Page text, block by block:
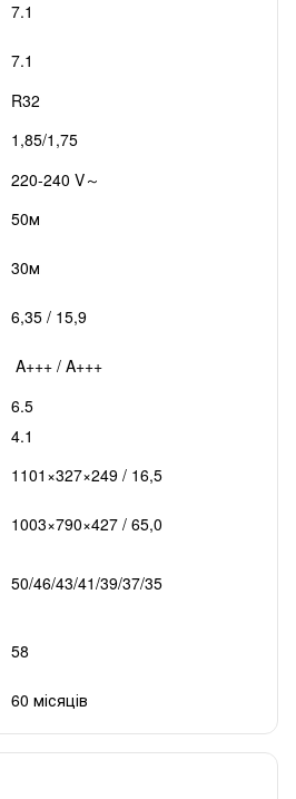
7.1
7.1
R32
1,85/1,75
220-240 V～
50м
30м
6,35 / 15,9
A+++ / A+++
6.5
4.1
1101×327×249 / 16,5
1003×790×427 / 65,0
50/46/43/41/39/37/35
58
60 місяців